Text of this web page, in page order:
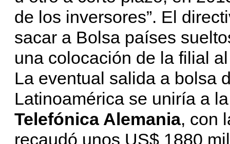
de los inversores”. El
sacar a Bolsa países
una colocación de la filial
La eventual salida a bolsa
Latinoamérica se uniría a
Telefónica Alemania, con
recaudó unos US$ 1880